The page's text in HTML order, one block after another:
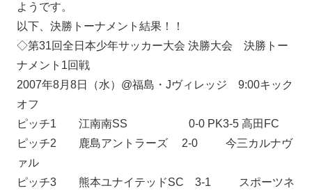
ようです。
以下、決勝トーナメント結果！！
◇第31回全日本少年サッカー大会 決勝大会 決勝トー
ナメント1回戦
2007年8月8日（水）@福島・Jヴィレッジ 9:00キック
オフ
ピッチ1 江南南SS 0-0 PK3-5 高田FC
ピッチ2 鹿島アントラーズ 2-0 今三カルナヴ
ァル
ピッチ3 熊本ユナイテッドSC 3-1 スポーツネ